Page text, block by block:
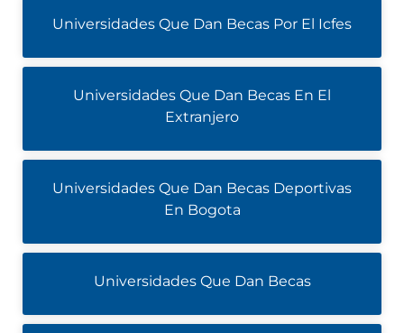
Universidades Que Dan Becas Por El Icfes
Universidades Que Dan Becas En El
Extranjero
Universidades Que Dan Becas Deportivas
En Bogota
Universidades Que Dan Becas